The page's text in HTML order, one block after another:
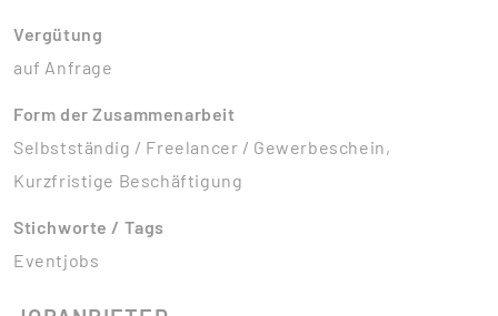
Vergütung
auf Anfrage
Form der Zusammenarbeit
Selbstständig / Freelancer / Gewerbeschein,
Kurzfristige Beschäftigung
Stichworte / Tags
Eventjobs